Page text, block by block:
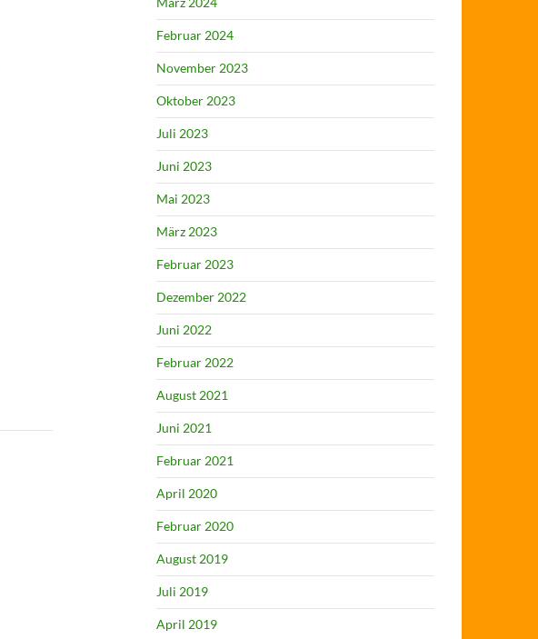
Februar 2024
November 2023
Oktober 2023
Juli 2023
Juni 2023
Mai 2023
März 2023
Februar 2023
Dezember 2022
Juni 2022
Februar 2022
August 2021
Juni 2021
Februar 2021
April 2020
Februar 2020
August 2019
Juli 2019
April 2019